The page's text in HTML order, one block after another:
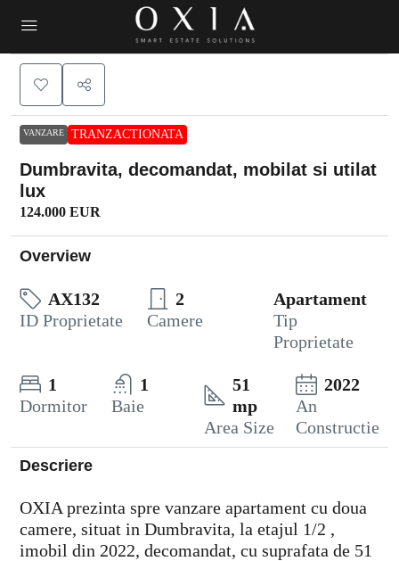
VANZARE TRANZACTIONATA
Dumbravita, decomandat, mobilat si utilat
lux
124.000 EUR
Overview
AX132
ID Proprietate
2
Camere
Apartament
Tip
Proprietate
1
Dormitor
1
Baie
51
mp
Area Size
2022
An
Constructie
Descriere
OXIA prezinta spre vanzare apartament cu doua
camere, situat in Dumbravita, la etajul 1/2 ,
imobil din 2022, decomandat, cu suprafata de 51